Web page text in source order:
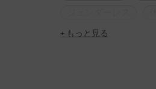
アウトドア
+ もっと見る